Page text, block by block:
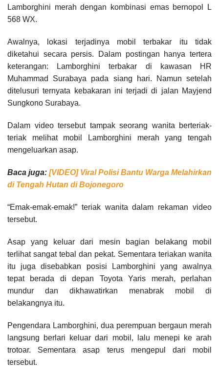
Lamborghini merah dengan kombinasi emas bernopol L
568 WX.
Awalnya, lokasi terjadinya mobil terbakar itu tidak
diketahui secara persis. Dalam postingan hanya tertera
keterangan: Lamborghini terbakar di kawasan HR
Muhammad Surabaya pada siang hari. Namun setelah
ditelusuri ternyata kebakaran ini terjadi di jalan Mayjend
Sungkono Surabaya.
Dalam video tersebut tampak seorang wanita berteriak-
teriak melihat mobil Lamborghini merah yang tengah
mengeluarkan asap.
Baca juga: [VIDEO] Viral Polisi Bantu Warga Melahirkan
di Tengah Hutan di Bojonegoro
“Emak-emak-emak!” teriak wanita dalam rekaman video
tersebut.
Asap yang keluar dari mesin bagian belakang mobil
terlihat sangat tebal dan pekat. Sementara teriakan wanita
itu juga disebabkan posisi Lamborghini yang awalnya
tepat berada di depan Toyota Yaris merah, perlahan
mundur dan dikhawatirkan menabrak mobil di
belakangnya itu.
Pengendara Lamborghini, dua perempuan bergaun merah
langsung berlari keluar dari mobil, lalu menepi ke arah
trotoar. Sementara asap terus mengepul dari mobil
tersebut.